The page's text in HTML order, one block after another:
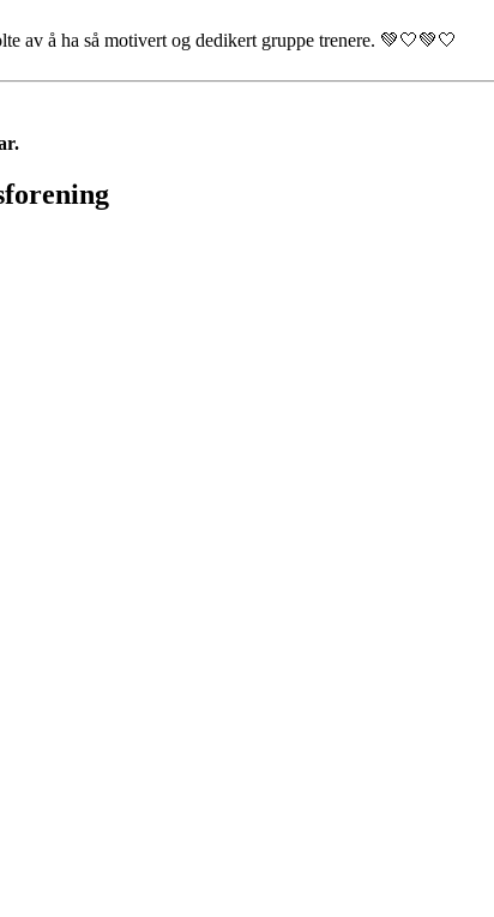
av å ha så motivert og dedikert gruppe trenere. 💚🤍💚🤍